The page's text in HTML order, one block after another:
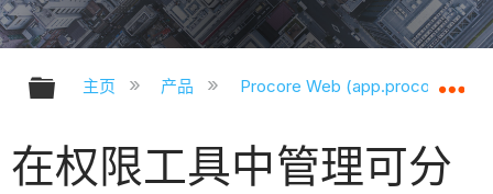
扩展/隐缩全局层次
主页 产品 Procore Web
在权限工具中管理可分